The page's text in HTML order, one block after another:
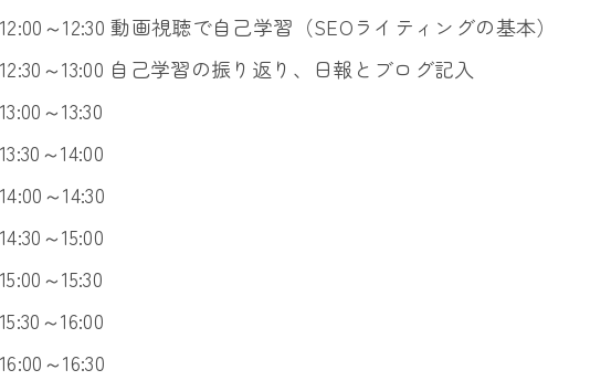
12:00～12:30 動画視聴で自己学習（SEOライティングの基本）
12:30～13:00 自己学習の振り返り、日報とブログ記入
13:00～13:30
13:30～14:00
14:00～14:30
14:30～15:00
15:00～15:30
15:30～16:00
16:00～16:30